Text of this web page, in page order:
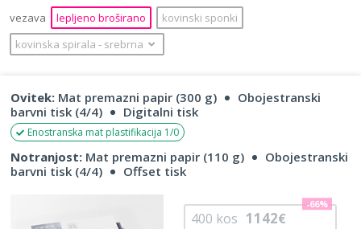
vezava
lepljeno broširano
kovinski sponki
kovinska spirala ‐ srebrna
Ovitek: Mat premazni papir (300 g)
Obojestranski
barvni tisk (4/4)
Digitalni tisk
Enostranska mat plastifikacija 1/0
Notranjost: Mat premazni papir (110 g)
Obojestranski
barvni tisk (4/4)
Offset tisk
400 kos 1142€
-66%